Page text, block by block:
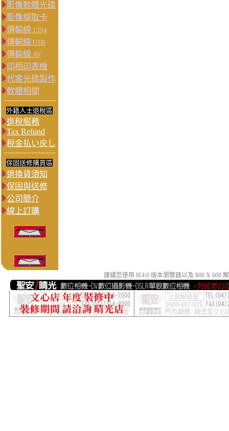
影像軟體光碟
影像擷取卡
傳輸線 1394
傳輸線 USB
傳輸線 AV
印相印表機
代客光碟製作
軟體相關
外籍人士退稅區
退稅服務
Tax Refund
稅金払い戻し
保固送修購買區
退換貨須知
保固與送修
公司簡介
線上訂購
建議您使用 IE4.0 版本瀏覽器以及 800 X 600